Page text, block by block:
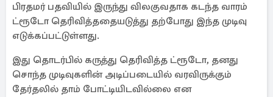
பிரதமர் பதவியில் இருந்து விலகுவதாக கடந்த வாரம்
ட்ரூடோ தெரிவித்ததையடுத்து தற்போது இந்த முடிவு
எடுக்கப்பட்டுள்ளது.
இது தொடர்பில் கருத்து தெரிவித்த ட்ரூடோ, தனது
சொந்த முடிவுகளின் அடிப்படையில் வரவிருக்கும்
தேர்தலில் தாம் போட்டியிடவில்லை என